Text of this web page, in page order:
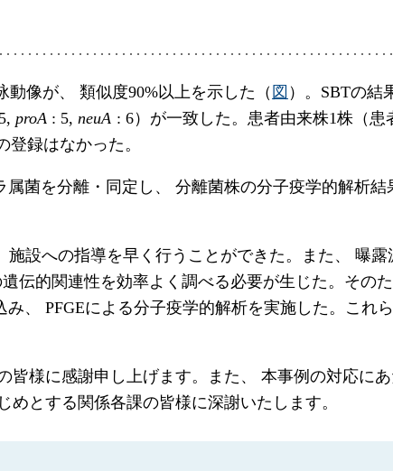
像が、 類似度90%以上を示した（ 図 ）。SBTの結
proA : 5, neuA : 6）が一致した。患者由来株1株（
登録はなかった。
菌を分離・同定し、 分離菌株の分子疫学的解析
設への指導を早く行うことができた。また、 曝
伝的関連性を効率よく調べる必要が生じた。その
、 PFGEによる分子疫学的解析を実施した。これ
様に感謝申し上げます。また、 本事例の対応に
とする関係各課の皆様に深謝いたします。